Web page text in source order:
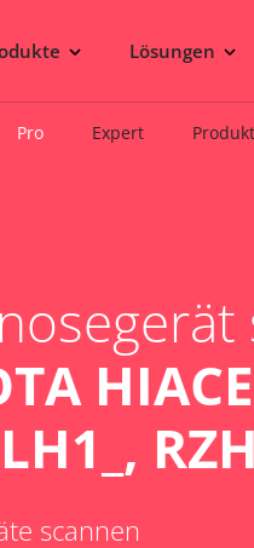
Lösungen
Pro Expert
scannen